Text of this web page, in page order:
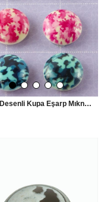
Asker Desenli Kupa Eşarp Mıknatısı 1 Adet